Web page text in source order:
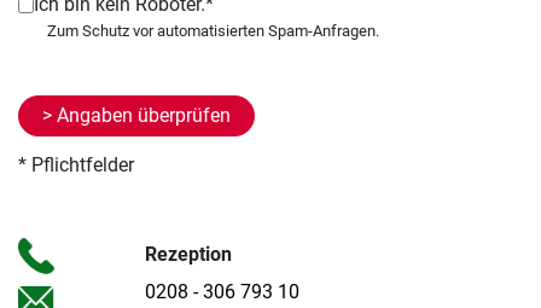
Ich bin kein Roboter.*
* Pflichtfelder
Rezeption
0208 - 306 793 10